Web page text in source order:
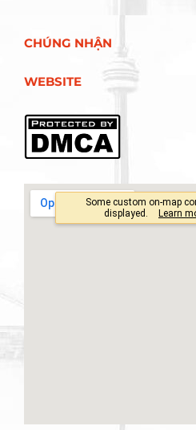
CHÚNG NHẬN
WEBSITE